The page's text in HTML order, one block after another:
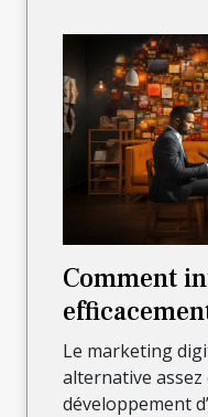
Comment
digital pour
activité ?
Le marketing
alternative
développement